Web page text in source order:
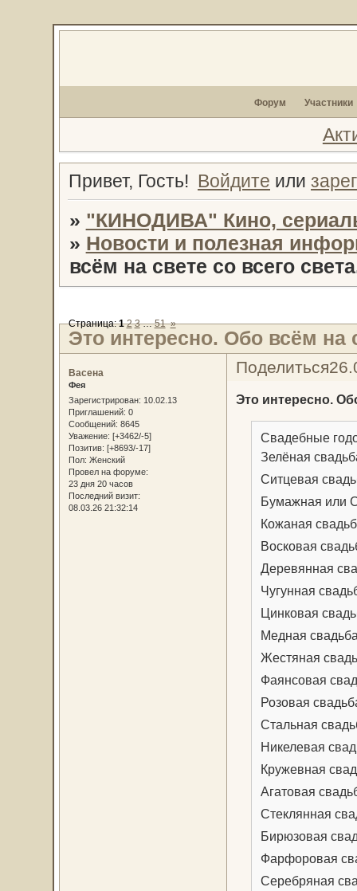
Форум Участники
Привет, Гость! Войдите или
» "КИНОДИВА" Кино,
» Новости и полезная
всём на свете со всего
Это интересно. Обо всём на
Страница:1 2 3 … 51 »
Поделиться
Васена
Фея
Зарегистрирован: 10.02.13
Приглашений: 0
Сообщений: 8645
Уважение: [+3462/-5]
Позитив: [+8693/-17]
Пол: Женский
Провел на форуме:
23 дня 20 часов
Последний визит:
08.03.26 21:32:14
Это интересно.
Свадебные
Зелёная
Ситцевая
Бумажная или
Кожаная
Восковая
Деревянная
Чугунная
Цинковая
Медная
Жестяная
Фаянсовая
Розовая
Стальная
Никелевая
Кружевная
Агатовая
Стеклянная
Бирюзовая
Фарфоровая
Серебряная